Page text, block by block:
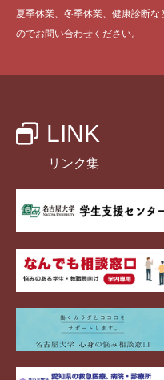
夏季休業、冬季休業、健康診断
のでお問い合わせください。
LINK
リンク集